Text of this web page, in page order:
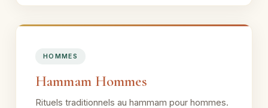
HOMMES
Hammam Hommes
Rituels traditionnels au hammam pour hommes.